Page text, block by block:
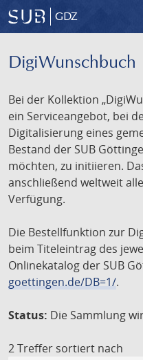
GDZ
DigiWunschbuch
Bei der Kollektion
ein Serviceangebot, bei
Digitalisierung eines
Bestand der SUB
möchten, zu initiieren.
anschließend weltweit
Verfügung.
Die Bestellfunktion zur
beim Titeleintrag des
Onlinekatalog der SUB
goettingen.de/DB=1/.
Status: Die Sammlung
2 Treffer sortiert nach